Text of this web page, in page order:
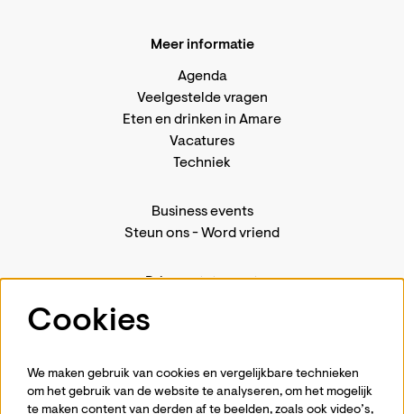
Meer informatie
Agenda
Veelgestelde vragen
Eten en drinken in Amare
Vacatures
Techniek
Business events
Steun ons-Word vriend
Privacystatement
Cookies
We maken gebruik van cookies en vergelijkbare technieken
om het gebruik van de website te analyseren, om het mogelijk
te maken content van derden af te beelden, zoals ook video’s,